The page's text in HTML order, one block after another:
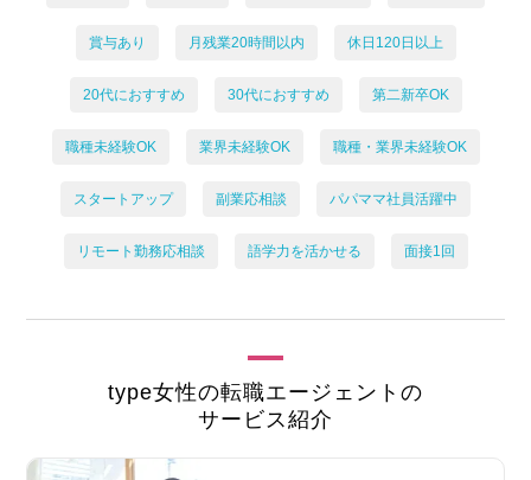
賞与あり 月残業20時間以内 休日120日以上
20代におすすめ 30代におすすめ 第二新卒OK
職種未経験OK 業界未経験OK 職種・業界未経験OK
スタートアップ 副業応相談 パパママ社員活躍中
リモート勤務応相談 語学力を活かせる 面接1回
type女性の転職エージェントの
サービス紹介